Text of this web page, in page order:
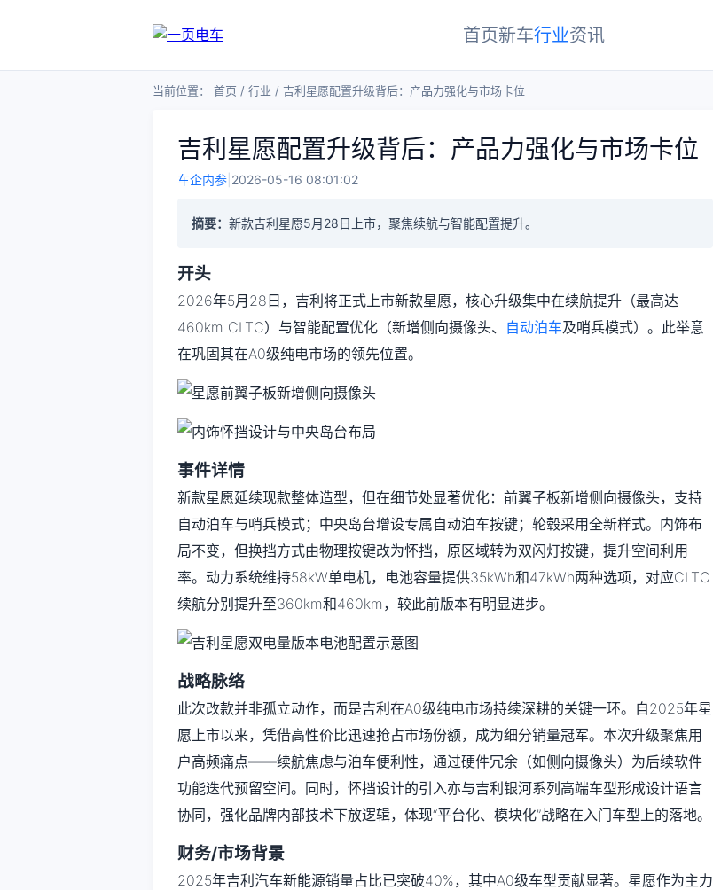
首页新车行业资讯
当前位置： 首页 / 行业 / 吉利星愿配置升级背后：产品力强化与市场卡位
吉利星愿配置升级背后：产品力强化与市场卡位
车企内参 2026-05-16 08:01:02
摘要： 新款吉利星愿5月28日上市，聚焦续航与智能配置提升。
开头
2026年5月28日，吉利将正式上市新款星愿，核心升级集中在续航提升（最高达
460km CLTC）与智能配置优化（新增侧向摄像头、 自动泊车及哨兵模式）。此举意
在巩固其在A0级纯电市场的领先位置。
事件详情
新款星愿延续现款整体造型，但在细节处显著优化：前翼子板新增侧向摄像头，支持
自动泊车与哨兵模式；中央岛台增设专属自动泊车按键；轮毂采用全新样式。内饰布
局不变，但换挡方式由物理按键改为怀挡，原区域转为双闪灯按键，提升空间利用
率。动力系统维持58kW单电机，电池容量提供35kWh和47kWh两种选项，对应CLTC
续航分别提升至360km和460km，较此前版本有明显进步。
战略脉络
此次改款并非孤立动作，而是吉利在A0级纯电市场持续深耕的关键一环。自2025年星
愿上市以来，凭借高性价比迅速抢占市场份额，成为细分销量冠军。本次升级聚焦用
户高频痛点——续航焦虑与泊车便利性，通过硬件冗余（如侧向摄像头）为后续软件
功能迭代预留空间。同时，怀挡设计的引入亦与吉利银河系列高端车型形成设计语言
协同，强化品牌内部技术下放逻辑，体现“平台化、模块化”战略在入门车型上的落地。
财务/市场背景
2025年吉利汽车新能源销量占比已突破40%，其中A0级车型贡献显著。星愿作为主力